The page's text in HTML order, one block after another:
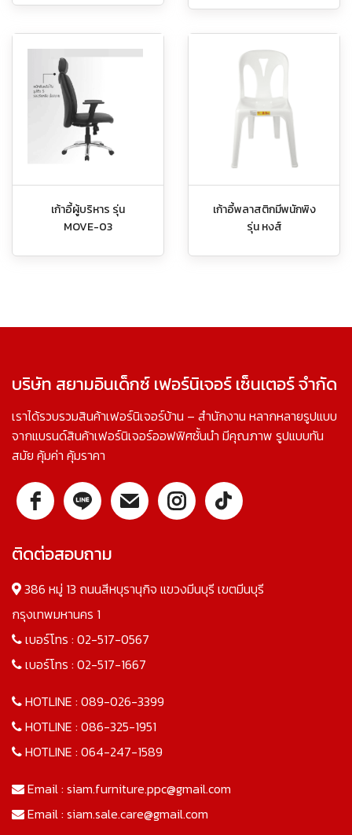
เก้าอี้ผู้บริหาร รุ่น
MOVE-03
เก้าอี้พลาสติกมีพนักพิง
รุ่น หงส์
บริษัท สยามอินเด็กซ์ เฟอร์นิเจอร์ เซ็นเตอร์ จำกัด
เราได้รวบรวมสินค้าเฟอร์นิเจอร์บ้าน – สำนักงาน หลากหลายรูปแบบ
จากแบรนด์สินค้าเฟอร์นิเจอร์ออฟฟิศชั้นนำ มีคุณภาพ รูปแบบทัน
สมัย คุ้มค่า คุ้มราคา
ติดต่อสอบถาม
386 หมู่ 13 ถนนสีหบุรานุกิจ แขวงมีนบุรี เขตมีนบุรี
กรุงเทพมหานคร 1
เบอร์โทร : 02-517-0567
เบอร์โทร : 02-517-1667
HOTLINE : 089-026-3399
HOTLINE : 086-325-1951
HOTLINE : 064-247-1589
Email : siam.furniture.ppc@gmail.com
Email : siam.sale.care@gmail.com